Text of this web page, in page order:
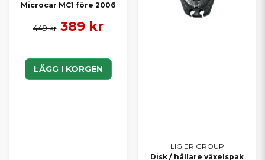
Microcar MC1 före 2006
449 kr 389 kr
LÄGG I KORGEN
LIGIER GROUP
Disk / hållare växelspak